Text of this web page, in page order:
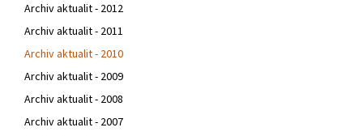
Archiv aktualit - 2012
Archiv aktualit - 2011
Archiv aktualit - 2010
Archiv aktualit - 2009
Archiv aktualit - 2008
Archiv aktualit - 2007